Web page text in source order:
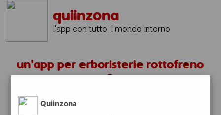
quiinzona
l'app con tutto il mondo intorno
un'app per erboristerie rottofreno
?
scarica gratis app
Quiinzona